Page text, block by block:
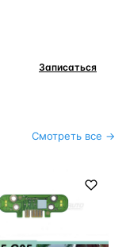
Записаться
Смотреть все →